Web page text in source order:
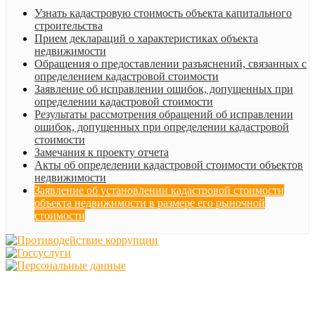
Узнать кадастровую стоимость объекта капитального
строительства
Прием деклараций о характеристиках объекта
недвижимости
Обращения о предоставлении разъяснений, связанных с
определением кадастровой стоимости
Заявление об исправлении ошибок, допущенных при
определении кадастровой стоимости
Результаты рассмотрения обращений об исправлении
ошибок, допущенных при определении кадастровой
стоимости
Замечания к проекту отчета
Акты об определении кадастровой стоимости объектов
недвижимости
Заявление об установлении кадастровой стоимости
объекта недвижимости в размере его рыночной
стоимости